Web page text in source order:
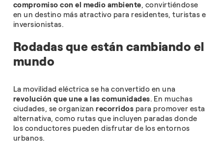
compromiso con el medio ambiente, convirtiéndose
en un destino más atractivo para residentes, turistas e
inversionistas.
Rodadas que están cambiando el
mundo
La movilidad eléctrica se ha convertido en una
revolución que une a las comunidades. En muchas
ciudades, se organizanrecorridos para promover esta
alternativa, como rutas que incluyen paradas donde
los conductores pueden disfrutar de los entornos
urbanos.